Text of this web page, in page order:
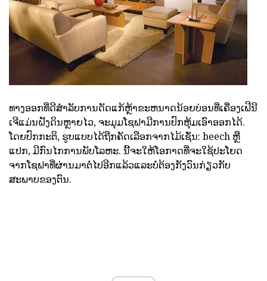
ທາງອອກທີ່ດີສໍາລັບການດັດແກ້ຫຼ້າຂະຫນາດນ້ອຍບ່ອນທີ່ເຄື່ອງເຟີນີ
ເຈີແມ່ນຝັງດິນຫຼາຍໄວ, ຈະມຸມໂຊຟາມີການປົກຫຸ້ມເອົາອອກໄດ້.
ໂດຍປົກກະຕິ, ຮູບແບບໄດ້ຖືກຄັດເລືອກຈາກໄມ້ເຊັ່ນ: beech ຫຼື
ແປກ, ມີກົນໄກການພັບໂລຫະ. ນີ້ຈະໃຫ້ໂອກາດທີ່ຈະໃຊ້ປະໂຍດ
ຈາກໂຊຟາທີ່ຜ່ານມາຕໍ່ໄປອີກແລ້ວແລະບໍ່ຕ້ອງກັງວົນກ່ຽວກັບ
ສະພາບຂອງຕົນ.